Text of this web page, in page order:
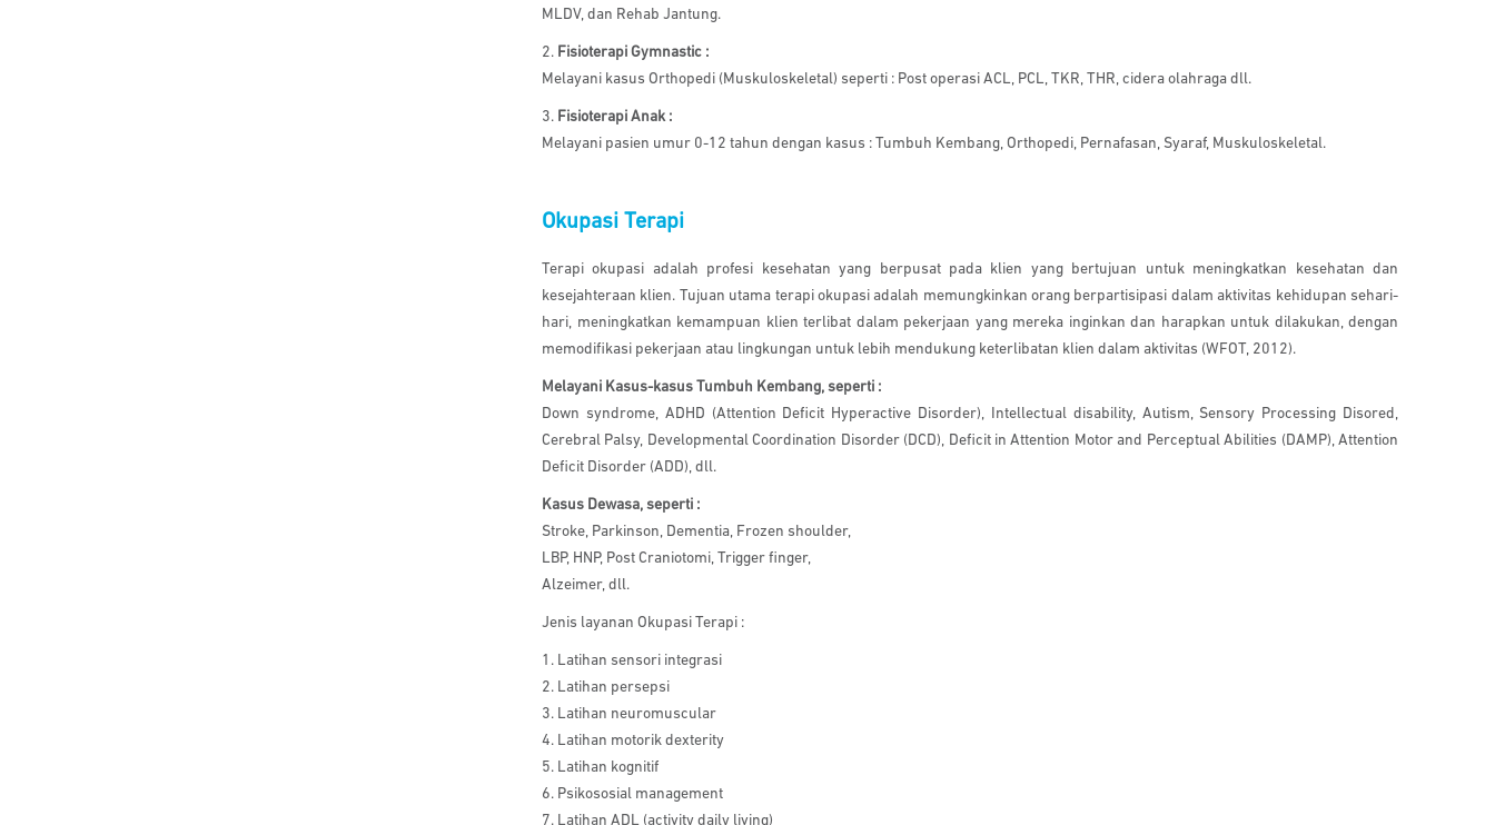
MLDV, dan Rehab Jantung.
2. Fisioterapi Gymnastic :
Melayani kasus Orthopedi (Muskuloskeletal) seperti : Post operasi ACL, PCL, TKR, THR, cidera olahraga dll.
3. Fisioterapi Anak :
Melayani pasien umur 0-12 tahun dengan kasus : Tumbuh Kembang, Orthopedi, Pernafasan, Syaraf, Muskuloskeletal.
Okupasi Terapi
Terapi okupasi adalah profesi kesehatan yang berpusat pada klien yang bertujuan untuk meningkatkan kesehatan dan
kesejahteraan klien. Tujuan utama terapi okupasi adalah memungkinkan orang berpartisipasi dalam aktivitas kehidupan sehari-
hari, meningkatkan kemampuan klien terlibat dalam pekerjaan yang mereka inginkan dan harapkan untuk dilakukan, dengan
memodifikasi pekerjaan atau lingkungan untuk lebih mendukung keterlibatan klien dalam aktivitas (WFOT, 2012).
Melayani Kasus-kasus Tumbuh Kembang, seperti :
Down syndrome, ADHD (Attention Deficit Hyperactive Disorder), Intellectual disability, Autism, Sensory Processing Disored,
Cerebral Palsy, Developmental Coordination Disorder (DCD), Deficit in Attention Motor and Perceptual Abilities (DAMP), Attention
Deficit Disorder (ADD), dll.
Kasus Dewasa, seperti :
Stroke, Parkinson, Dementia, Frozen shoulder,
LBP, HNP, Post Craniotomi, Trigger finger,
Alzeimer, dll.
Jenis layanan Okupasi Terapi :
1. Latihan sensori integrasi
2. Latihan persepsi
3. Latihan neuromuscular
4. Latihan motorik dexterity
5. Latihan kognitif
6. Psikososial management
7. Latihan ADL (activity daily living)